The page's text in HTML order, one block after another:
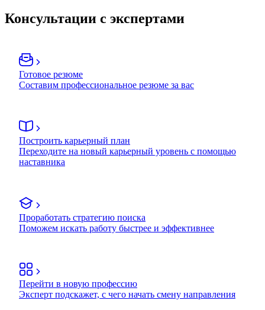
Консультации с экспертами
Готовое резюме
Составим профессиональное резюме за вас
Построить карьерный план
Переходите на новый карьерный уровень с помощью
наставника
Проработать стратегию поиска
Поможем искать работу быстрее и эффективнее
Перейти в новую профессию
Эксперт подскажет, с чего начать смену направления